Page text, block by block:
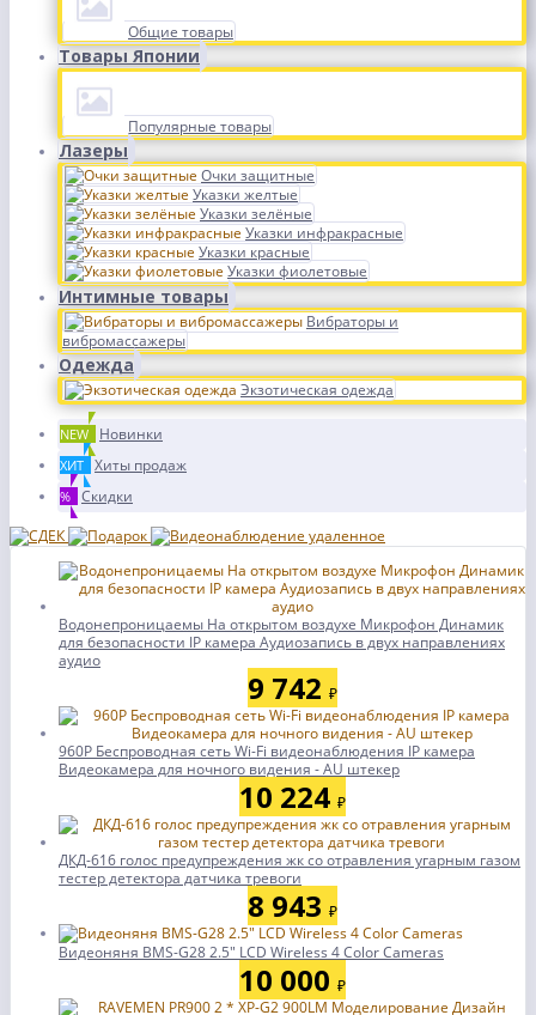
Общие товары
Товары Японии
Популярные товары
Лазеры
Очки защитные
Указки желтые
Указки зелёные
Указки инфракрасные
Указки красные
Указки фиолетовые
Интимные товары
Вибраторы и
вибромассажеры
Одежда
Экзотическая одежда
NEW Новинки
ХИТ Хиты продаж
% Скидки
Водонепроницаемы На открытом воздухе Микрофон Динамик
для безопасности IP камера Аудиозапись в двух направлениях
аудио
9 742 ₽
960P Беспроводная сеть Wi-Fi видеонаблюдения IP камера
Видеокамера для ночного видения - AU штекер
10 224 ₽
ДКД-616 голос предупреждения жк со отравления угарным газом
тестер детектора датчика тревоги
8 943 ₽
Видеоняня BMS-G28 2.5" LCD Wireless 4 Color Cameras
10 000 ₽